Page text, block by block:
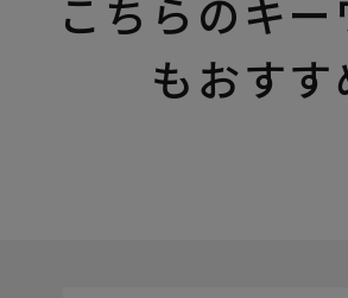
こちらのキー
もおすす